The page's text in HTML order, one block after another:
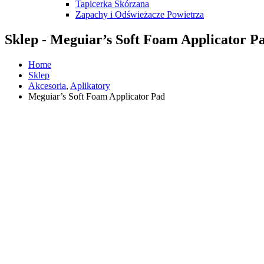
Tapicerka Skórzana
Zapachy i Odświeżacze Powietrza
Sklep - Meguiar’s Soft Foam Applicator
Home
Sklep
Akcesoria, Aplikatory
Meguiar’s Soft Foam Applicator Pad